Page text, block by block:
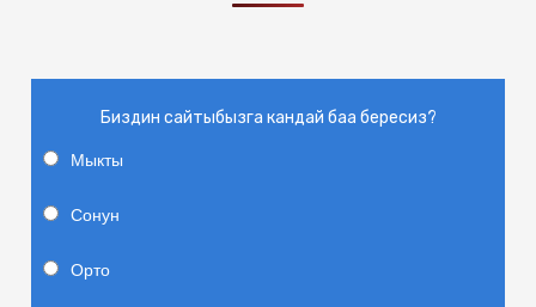
Биздин сайтыбызга кандай баа бересиз?
Мыкты
Сонун
Орто